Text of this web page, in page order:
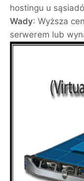
hostingu u
Wady: Wyższa
serwerem lub